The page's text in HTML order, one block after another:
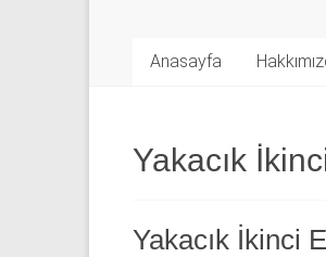
Alan
|
0
543
Anasayfa
Yakacık
Yakacık İkinci